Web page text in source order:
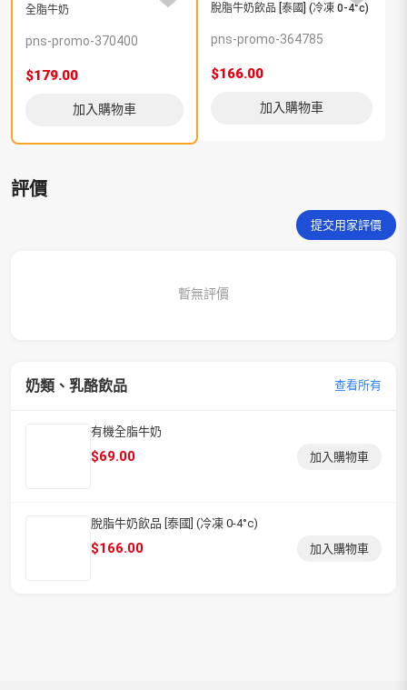
全脂牛奶
pns-promo-370400
$179.00
加入購物車
脫脂牛奶飲品 [泰國] (冷凍 0-4°c)
pns-promo-364785
$166.00
加入購物車
評價
提交用家評價
暫無評價
奶類、乳酪飲品 查看所有
有機全脂牛奶
$69.00 加入購物車
脫脂牛奶飲品 [泰國] (冷凍 0-4°c)
$166.00 加入購物車